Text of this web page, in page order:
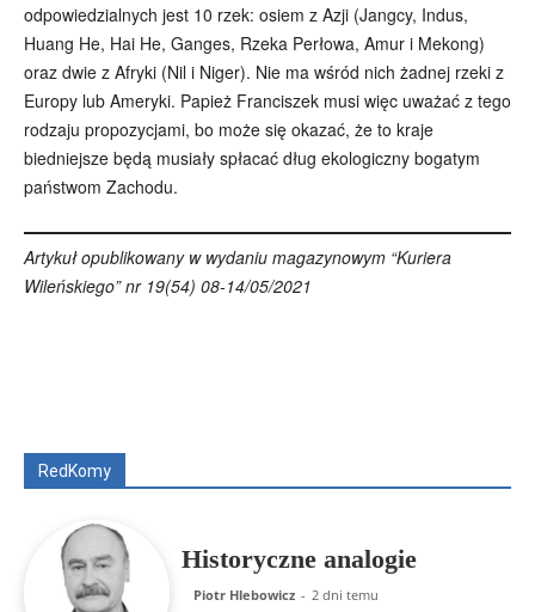
odpowiedzialnych jest 10 rzek: osiem z Azji (Jangcy, Indus,
Huang He, Hai He, Ganges, Rzeka Perłowa, Amur i Mekong)
oraz dwie z Afryki (Nil i Niger). Nie ma wśród nich żadnej rzeki z
Europy lub Ameryki. Papież Franciszek musi więc uważać z tego
rodzaju propozycjami, bo może się okazać, że to kraje
biedniejsze będą musiały spłacać dług ekologiczny bogatym
państwom Zachodu.
Artykuł opublikowany w wydaniu magazynowym “Kuriera
Wileńskiego” nr 19(54) 08-14/05/2021
RedKomy
Historyczne analogie
Piotr Hlebowicz - 2 dni temu